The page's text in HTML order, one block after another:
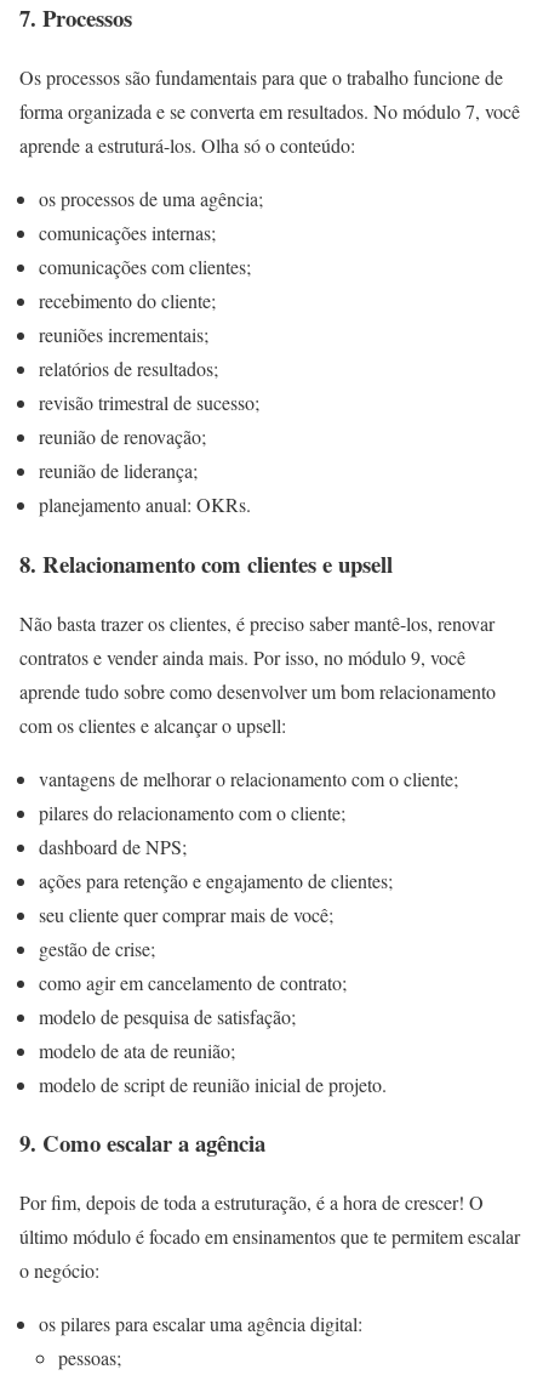
7. Processos
Os processos são fundamentais para que o trabalho funcione de
forma organizada e se converta em resultados. No módulo 7, você
aprende a estruturá-los. Olha só o conteúdo:
os processos de uma agência;
comunicações internas;
comunicações com clientes;
recebimento do cliente;
reuniões incrementais;
relatórios de resultados;
revisão trimestral de sucesso;
reunião de renovação;
reunião de liderança;
planejamento anual: OKRs.
8. Relacionamento com clientes e upsell
Não basta trazer os clientes, é preciso saber mantê-los, renovar
contratos e vender ainda mais. Por isso, no módulo 9, você
aprende tudo sobre como desenvolver um bom relacionamento
com os clientes e alcançar o upsell:
vantagens de melhorar o relacionamento com o cliente;
pilares do relacionamento com o cliente;
dashboard de NPS;
ações para retenção e engajamento de clientes;
seu cliente quer comprar mais de você;
gestão de crise;
como agir em cancelamento de contrato;
modelo de pesquisa de satisfação;
modelo de ata de reunião;
modelo de script de reunião inicial de projeto.
9. Como escalar a agência
Por fim, depois de toda a estruturação, é a hora de crescer! O
último módulo é focado em ensinamentos que te permitem escalar
o negócio:
os pilares para escalar uma agência digital:
pessoas;